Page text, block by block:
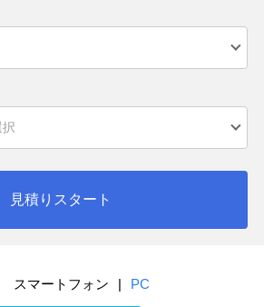
見積りスタート
スマートフォン | PC